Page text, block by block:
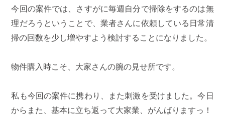
今回の案件では、さすがに毎週自分で掃除をするのは無
理だろうということで、業者さんに依頼している日常清
掃の回数を少し増やすよう検討することになりました。
物件購入時こそ、大家さんの腕の見せ所です。
私も今回の案件に携わり、また刺激を受けました。今日
からまた、基本に立ち返って大家業、がんばりますっ！